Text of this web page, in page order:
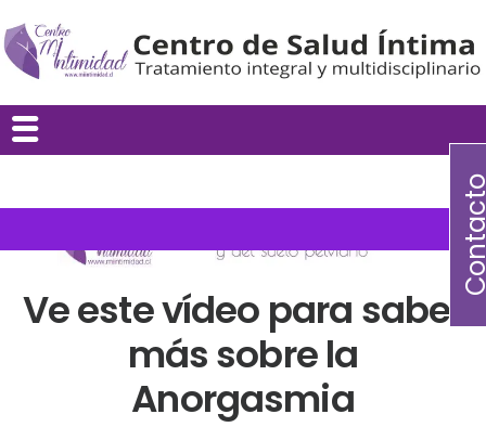
Ve este vídeo para saber
más sobre la
Anorgasmia